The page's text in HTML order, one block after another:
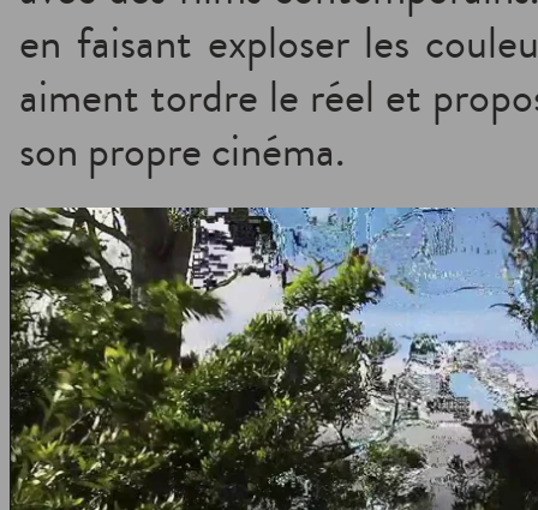
en faisant exploser les
aiment tordre le réel et
son propre cinéma.